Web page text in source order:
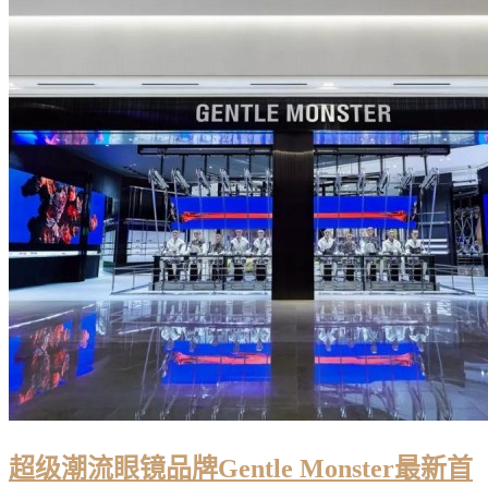
超级潮流眼镜品牌Gentle Monster最新首